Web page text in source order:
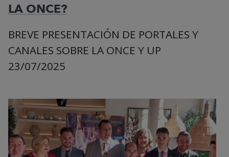
LA ONCE?
BREVE PRESENTACIÓN DE PORTALES Y
CANALES SOBRE LA ONCE Y UP
23/07/2025